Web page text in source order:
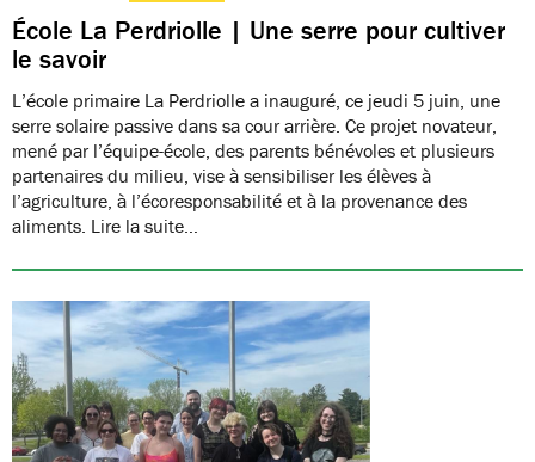
École La Perdriolle | Une serre pour cultiver
le savoir
L’école primaire La Perdriolle a inauguré, ce jeudi 5 juin, une
serre solaire passive dans sa cour arrière. Ce projet novateur,
mené par l’équipe-école, des parents bénévoles et plusieurs
partenaires du milieu, vise à sensibiliser les élèves à
l’agriculture, à l’écoresponsabilité et à la provenance des
aliments. Lire la suite…